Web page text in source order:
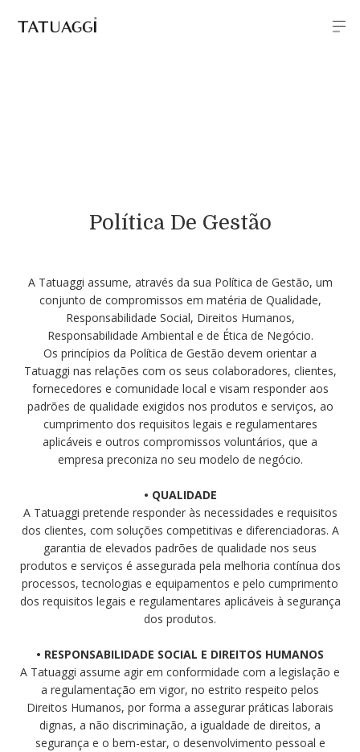
Política De Gestão
A Tatuaggi assume, através da sua Política de Gestão, um
conjunto de compromissos em matéria de Qualidade,
Responsabilidade Social, Direitos Humanos,
Responsabilidade Ambiental e de Ética de Negócio.
Os princípios da Política de Gestão devem orientar a
Tatuaggi nas relações com os seus colaboradores, clientes,
fornecedores e comunidade local e visam responder aos
padrões de qualidade exigidos nos produtos e serviços, ao
cumprimento dos requisitos legais e regulamentares
aplicáveis e outros compromissos voluntários, que a
empresa preconiza no seu modelo de negócio.
• QUALIDADE
A Tatuaggi pretende responder às necessidades e requisitos
dos clientes, com soluções competitivas e diferenciadoras. A
garantia de elevados padrões de qualidade nos seus
produtos e serviços é assegurada pela melhoria contínua dos
processos, tecnologias e equipamentos e pelo cumprimento
dos requisitos legais e regulamentares aplicáveis à segurança
dos produtos.
• RESPONSABILIDADE SOCIAL E DIREITOS HUMANOS
A Tatuaggi assume agir em conformidade com a legislação e
a regulamentação em vigor, no estrito respeito pelos
Direitos Humanos, por forma a assegurar práticas laborais
dignas, a não discriminação, a igualdade de direitos, a
segurança e o bem-estar, o desenvolvimento pessoal e